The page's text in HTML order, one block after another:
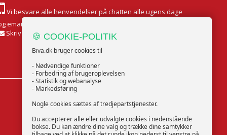
Vi besvare alle henvendelser på chatten alle ugens dage
email Mandag til Fredag
Skriv til os
FØLG OS
🍪 COOKIE-POLITIK
Biva.dk bruger cookies til
- Nødvendige funktioner
- Forbedring af brugeroplevelsen
- Statistik og webanalyse
- Markedsføring
Nogle cookies sættes af tredjepartstjenester.
Du accepterer alle eller udvalgte cookies i nedenstående
bokse. Du kan ændre dine valg og trække dine samtykker